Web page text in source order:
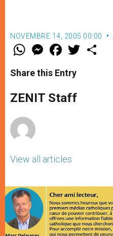
NOVEMBRE 14, 2005 00:00
W
t
s
p
p
M
e
s
e
g
e
F
a
e
b
o
k
w
Share this Entry
ZENIT Staff
View all articles